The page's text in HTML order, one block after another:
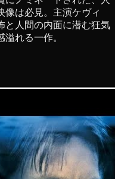
像は必見。主演ケヴィ
と人間の内面に潜む狂気
れる一作。